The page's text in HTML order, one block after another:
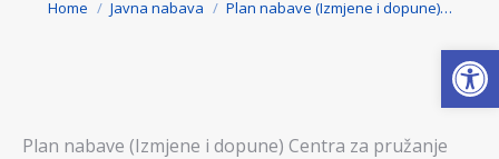
You are here:
Home Javna nabava Plan nabave (Izmjene i dopune)…
Plan nabave (Izmjene i dopune) Centra za pružanje